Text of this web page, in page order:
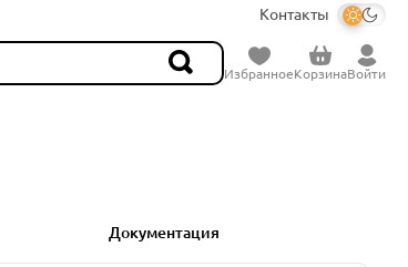
Контакты
ИзбранноеКорзинаВойти
Документация